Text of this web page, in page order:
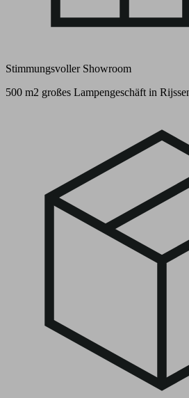
Stimmungsvoller Showroom
500 m2 großes Lampengeschäft in